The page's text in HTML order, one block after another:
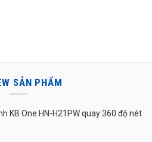
SẢN PHẨM
KB One HN-H21PW quay 360 độ nét